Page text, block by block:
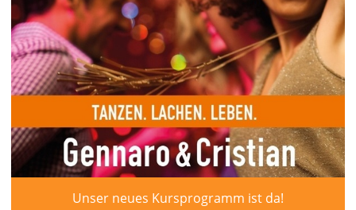
Unser neues Kursprogramm ist da!